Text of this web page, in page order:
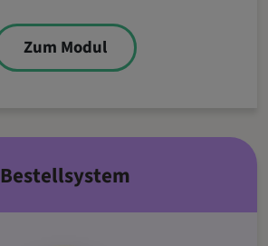
Zum Modul
Bestellsystem